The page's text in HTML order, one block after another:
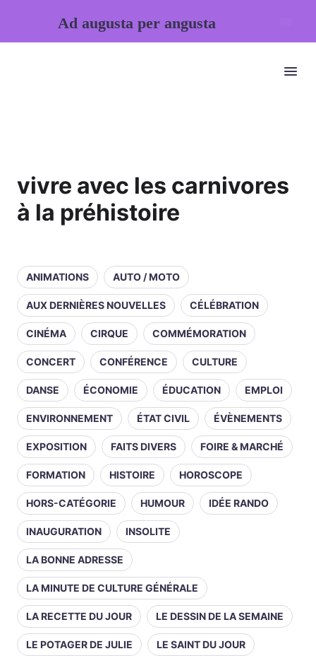
vivre avec les carnivores
à la préhistoire
ANIMATIONS AUTO / MOTO
AUX DERNIÈRES NOUVELLES CÉLÉBRATION
CINÉMA CIRQUE COMMÉMORATION
CONCERT CONFÉRENCE CULTURE
DANSE ÉCONOMIE ÉDUCATION EMPLOI
ENVIRONNEMENT ÉTAT CIVIL ÉVÈNEMENTS
EXPOSITION FAITS DIVERS FOIRE & MARCHÉ
FORMATION HISTOIRE HOROSCOPE
HORS-CATÉGORIE HUMOUR IDÉE RANDO
INAUGURATION INSOLITE
LA BONNE ADRESSE
LA MINUTE DE CULTURE GÉNÉRALE
LA RECETTE DU JOUR LE DESSIN DE LA SEMAINE
LE POTAGER DE JULIE LE SAINT DU JOUR
Ad augusta per angusta